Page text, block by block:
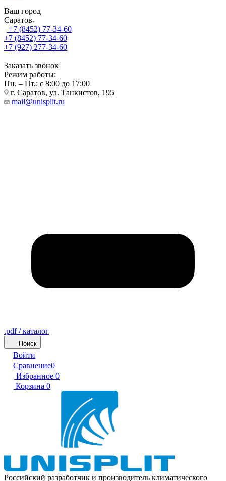
Ваш город
Саратов
+7 (8452) 77-34-60
+7 (8452) 77-34-60
+7 (927) 277-34-60
Заказать звонок
Режим работы:
Пн. – Пт.: с 8:00 до 17:00
г. Саратов, ул. Танкистов, 195
mail@unisplit.ru
.pdf / каталог
Поиск
Войти
Сравнение0
Избранное 0
Корзина 0
Российский разработчик и производитель климатического